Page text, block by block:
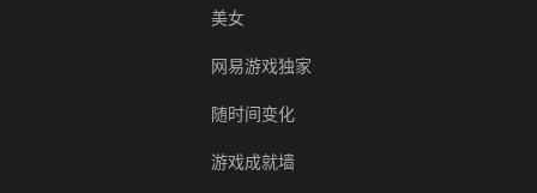
美女
网易游戏独家
随时间变化
游戏成就墙